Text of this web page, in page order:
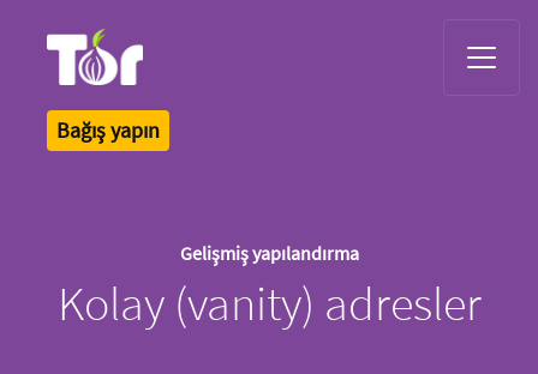
Bağış yapın
Gelişmiş yapılandırma
Kolay (vanity) adresler